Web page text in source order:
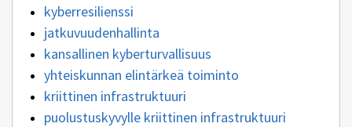
kyberresilienssi
jatkuvuudenhallinta
kansallinen kyberturvallisuus
yhteiskunnan elintärkeä toiminto
kriittinen infrastruktuuri
puolustuskyvylle kriittinen infrastruktuuri